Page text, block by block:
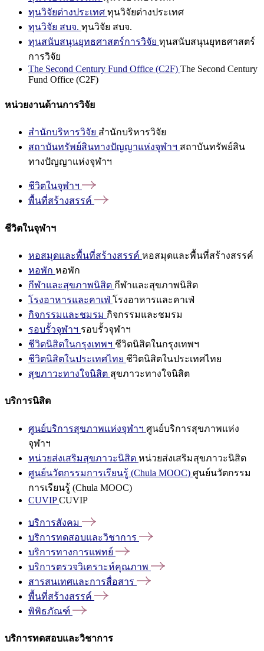
ทุนวิจัยต่างประเทศ ทุนวิจัยต่างประเทศ
ทุนวิจัย สบจ. ทุนวิจัย สบจ.
ทุนสนับสนุนยุทธศาสตร์การวิจัย ทุนสนับสนุนยุทธศาสตร์
การวิจัย
The Second Century Fund Office (C2F) The Second Century
Fund Office (C2F)
หน่วยงานด้านการวิจัย
สำนักบริหารวิจัย สำนักบริหารวิจัย
สถาบันทรัพย์สินทางปัญญาแห่งจุฬาฯ สถาบันทรัพย์สิน
ทางปัญญาแห่งจุฬาฯ
ชีวิตในจุฬาฯ
พื้นที่สร้างสรรค์
ชีวิตในจุฬาฯ
หอสมุดและพื้นที่สร้างสรรค์ หอสมุดและพื้นที่สร้างสรรค์
หอพัก หอพัก
กีฬาและสุขภาพนิสิต กีฬาและสุขภาพนิสิต
โรงอาหารและคาเฟ่ โรงอาหารและคาเฟ่
กิจกรรมและชมรม กิจกรรมและชมรม
รอบรั้วจุฬาฯ รอบรั้วจุฬาฯ
ชีวิตนิสิตในกรุงเทพฯ ชีวิตนิสิตในกรุงเทพฯ
ชีวิตนิสิตในประเทศไทย ชีวิตนิสิตในประเทศไทย
สุขภาวะทางใจนิสิต สุขภาวะทางใจนิสิต
บริการนิสิต
ศูนย์บริการสุขภาพแห่งจุฬาฯ ศูนย์บริการสุขภาพแห่ง
จุฬาฯ
หน่วยส่งเสริมสุขภาวะนิสิต หน่วยส่งเสริมสุขภาวะนิสิต
ศูนย์นวัตกรรมการเรียนรู้ (Chula MOOC) ศูนย์นวัตกรรม
การเรียนรู้ (Chula MOOC)
CUVIPCUVIP
บริการสังคม
บริการทดสอบและวิชาการ
บริการทางการแพทย์
บริการตรวจวิเคราะห์คุณภาพ
สารสนเทศและการสื่อสาร
พื้นที่สร้างสรรค์
พิพิธภัณฑ์
บริการทดสอบและวิชาการ